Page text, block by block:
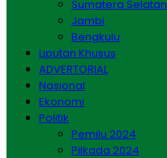
Sumatera Selatan
Jambi
Bengkulu
Liputan Khusus
ADVERTORIAL
Nasional
Ekonomi
Politik
Pemilu 2024
Pilkada 2024